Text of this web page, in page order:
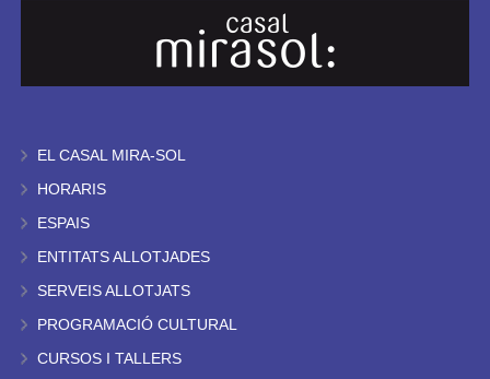
EL CASAL MIRA-SOL
HORARIS
ESPAIS
ENTITATS ALLOTJADES
SERVEIS ALLOTJATS
PROGRAMACIÓ CULTURAL
CURSOS I TALLERS